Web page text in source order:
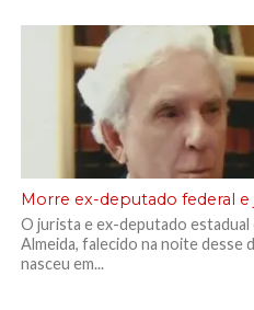
Morre ex-deputado federal e
O jurista e ex-deputado
Almeida, falecido na noite desse
nasceu em...